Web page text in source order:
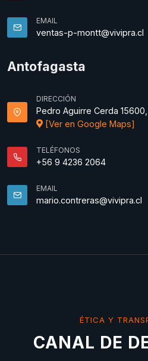
EMAIL
ventas-p-montt@vivipra.cl
Antofagasta
DIRECCIÓN
Pedro Aguirre Cerda
[Ver en Google Maps]
TELÉFONOS
+56 9 4236 2064
EMAIL
mario.contreras@vivipra.cl
ÉTICA Y
CANAL DE